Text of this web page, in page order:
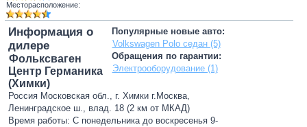
Месторасположение:
Популярные новые авто:
Volkswagen Polo седан (5)
Обращения по гарантии:
Электрооборудование (1)
Информация о
дилере
Фольксваген
Центр Германика
(Химки)
Россия Московская обл., г. Химки г.Москва,
Ленинградское ш., влад. 18 (2 км от МКАД)
Время работы: С понедельника до воскресенья 9-